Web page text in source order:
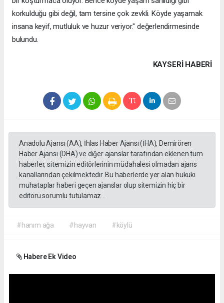
korkulduğu gibi değil, tam tersine çok zevkli. Köyde yaşamak
insana keyif, mutluluk ve huzur veriyor." değerlendirmesinde
bulundu.
KAYSERI HABERİ
Anadolu Ajansı (AA), İhlas Haber Ajansı (İHA), Demirören
Haber Ajansı (DHA) ve diğer ajanslar tarafından eklenen tüm
haberler, sitemizin editörlerinin müdahalesi olmadan ajans
kanallarından çekilmektedir. Bu haberlerde yer alan hukuki
muhataplar haberi geçen ajanslar olup sitemizin hiç bir
editörü sorumlu tutulamaz...
#hanım ağa #hayvan #köylü
Habere Ek Video